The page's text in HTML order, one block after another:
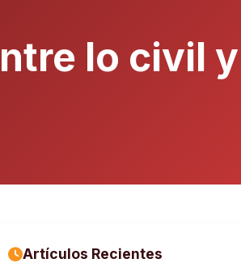
lo civil y
Artículos Recientes